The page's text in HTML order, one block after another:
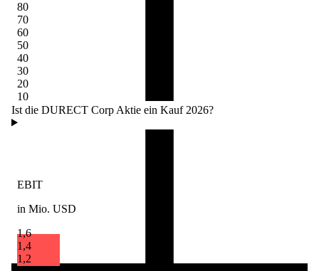
80
70
60
50
40
30
20
10
EBIT
in Mio. USD
1,6
1,4
1,2
Ist die DURECT Corp Aktie ein Kauf 2026?